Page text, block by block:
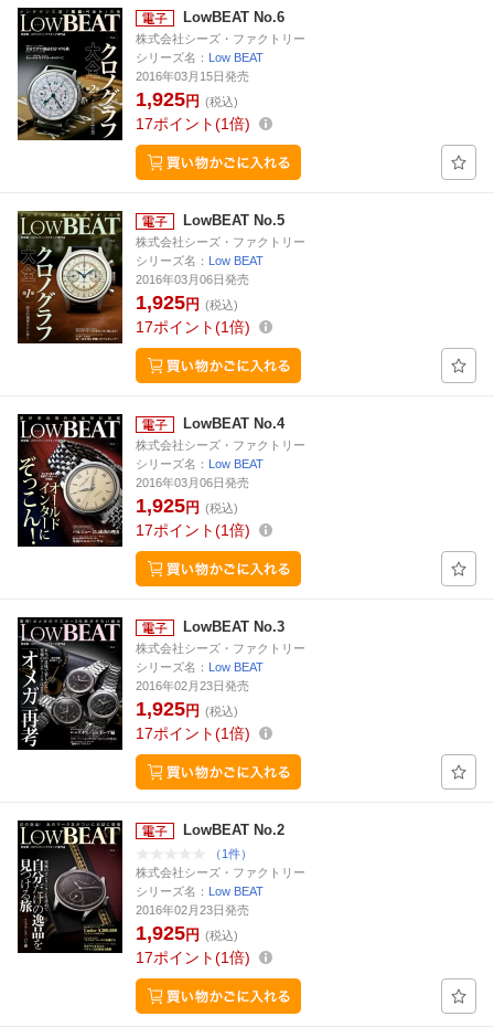
LowBEAT No.6
株式会社シーズ・ファクトリー
シリーズ名： Low BEAT
2016年03月15日発売
1,925円 (税込)
17ポイント 1倍
LowBEAT No.5
株式会社シーズ・ファクトリー
シリーズ名： Low BEAT
2016年03月06日発売
1,925円 (税込)
17ポイント 1倍
LowBEAT No.4
株式会社シーズ・ファクトリー
シリーズ名： Low BEAT
2016年03月06日発売
1,925円 (税込)
17ポイント 1倍
LowBEAT No.3
株式会社シーズ・ファクトリー
シリーズ名： Low BEAT
2016年02月23日発売
1,925円 (税込)
17ポイント 1倍
LowBEAT No.2
（1件）
株式会社シーズ・ファクトリー
シリーズ名： Low BEAT
2016年02月23日発売
1,925円 (税込)
17ポイント 1倍